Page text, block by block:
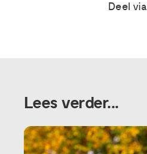
Deel via
Lees verder...